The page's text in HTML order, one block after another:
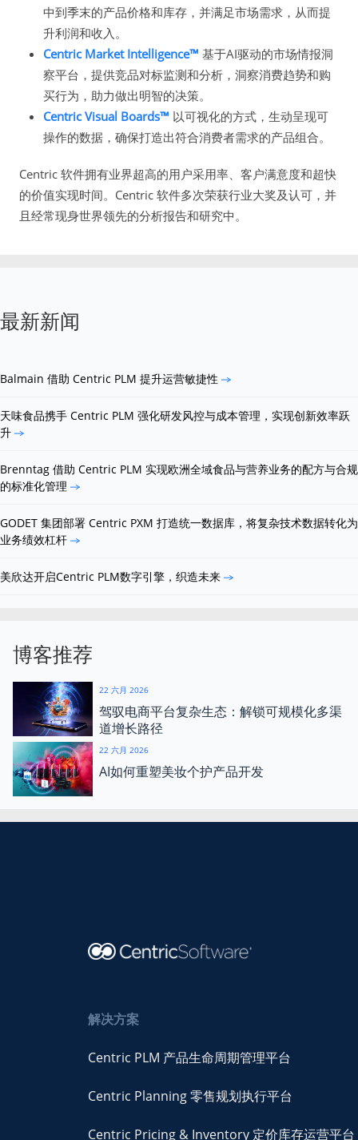
中到季末的产品价格和库存，并满足市场需求，从而提
升利润和收入。
Centric Market Intelligence™ 基于AI驱动的市场情报洞
察平台，提供竞品对标监测和分析，洞察消费趋势和购
买行为，助力做出明智的决策。
Centric Visual Boards™ 以可视化的方式，生动呈现可
操作的数据，确保打造出符合消费者需求的产品组合。
Centric 软件拥有业界超高的用户采用率、客户满意度和超快
的价值实现时间。Centric 软件多次荣获行业大奖及认可，并
且经常现身世界领先的分析报告和研究中。
最新新闻
Balmain 借助 Centric PLM 提升运营敏捷性
天味食品携手 Centric PLM 强化研发风控与成本管理，实现创新效率跃
升
Brenntag 借助 Centric PLM 实现欧洲全域食品与营养业务的配方与合规
的标准化管理
GODET 集团部署 Centric PXM 打造统一数据库，将复杂技术数据转化为
业务绩效杠杆
美欣达开启Centric PLM数字引擎，织造未来
博客推荐
22 六月 2026
驾驭电商平台复杂生态：解锁可规模化多渠
道增长路径
22 六月 2026
AI如何重塑美妆个护产品开发
解决方案
Centric PLM 产品生命周期管理平台
Centric Planning 零售规划执行平台
Centric Pricing & Inventory 定价库存运营平台